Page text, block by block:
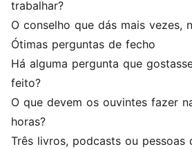
trabalhar?
O conselho que dás mais vezes,
Ótimas perguntas de fecho
Há alguma pergunta que
feito?
O que devem os ouvintes fazer
horas?
Três livros, podcasts ou pessoas